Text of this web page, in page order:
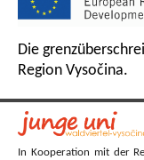
Die
Region Vysočina.
In Kooperation mit der